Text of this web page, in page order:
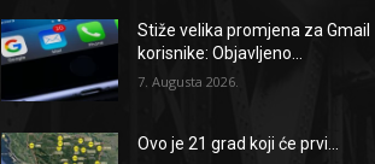
Stiže velika promjena za Gmail
korisnike: Objavljeno...
7. Augusta 2026.
Ovo je 21 grad koji će prvi...